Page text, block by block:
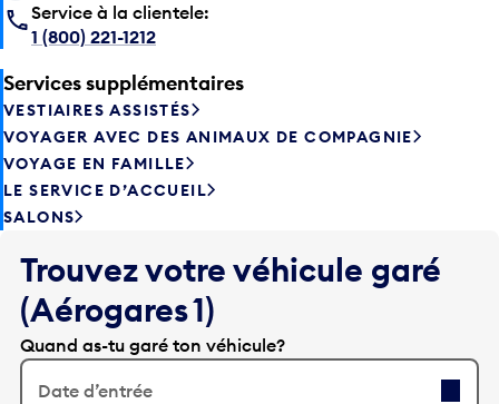
Service à la clientele:
1 (800) 221-1212
Services supplémentaires
VESTIAIRES ASSISTÉS
VOYAGER AVEC DES ANIMAUX DE COMPAGNIE
VOYAGE EN FAMILLE
LE SERVICE D’ACCUEIL
SALONS
Trouvez votre véhicule garé
(Aérogares 1)
Quand as-tu garé ton véhicule?
Date d’entrée